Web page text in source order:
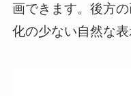
画できます。後方
化の少ない自然な